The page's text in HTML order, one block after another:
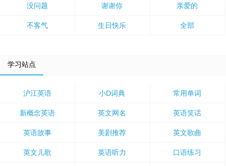
没问题 谢谢你 亲爱的
不客气 生日快乐 全部
学习站点
沪江英语 小D词典 常用单词
新概念英语 英文网名 英语笑话
英语故事 美剧推荐 英文歌曲
英文儿歌 英语听力 口语练习